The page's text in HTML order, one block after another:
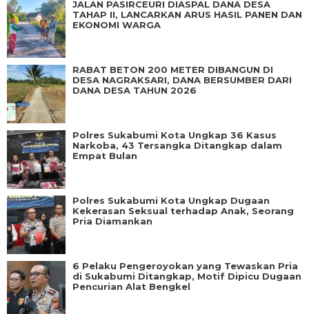
JALAN PASIRCEURI DIASPAL DANA DESA
TAHAP II, LANCARKAN ARUS HASIL PANEN DAN
EKONOMI WARGA
RABAT BETON 200 METER DIBANGUN DI
DESA NAGRAKSARI, DANA BERSUMBER DARI
DANA DESA TAHUN 2026
Polres Sukabumi Kota Ungkap 36 Kasus
Narkoba, 43 Tersangka Ditangkap dalam
Empat Bulan
Polres Sukabumi Kota Ungkap Dugaan
Kekerasan Seksual terhadap Anak, Seorang
Pria Diamankan
6 Pelaku Pengeroyokan yang Tewaskan Pria
di Sukabumi Ditangkap, Motif Dipicu Dugaan
Pencurian Alat Bengkel